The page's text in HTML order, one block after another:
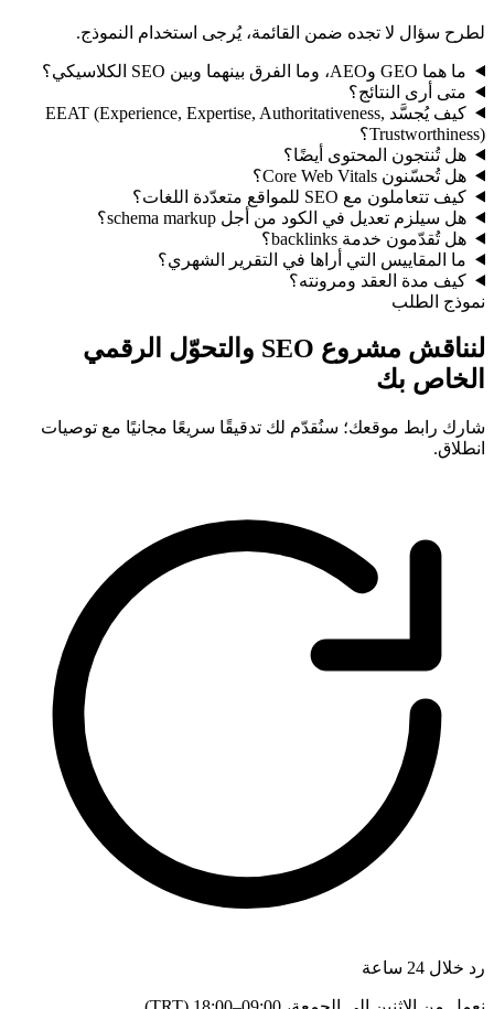
لطرح سؤال لا تجده ضمن القائمة، يُرجى استخدام النموذج.
ما هما GEO وAEO، وما الفرق بينهما وبين SEO الكلاسيكي؟
متى أرى النتائج؟
كيف يُجسَّد EEAT (Experience, Expertise, Authoritativeness,
Trustworthiness)؟
هل تُنتجون المحتوى أيضًا؟
هل تُحسّنون Core Web Vitals؟
كيف تتعاملون مع SEO للمواقع متعدّدة اللغات؟
هل سيلزم تعديل في الكود من أجل schema markup؟
هل تُقدّمون خدمة backlinks؟
ما المقاييس التي أراها في التقرير الشهري؟
كيف مدة العقد ومرونته؟
نموذج الطلب
لنناقش مشروع SEO والتحوّل الرقمي
الخاص بك
شارك رابط موقعك؛ سنُقدّم لك تدقيقًا سريعًا مجانيًا مع توصيات
انطلاق.
رد خلال 24 ساعة